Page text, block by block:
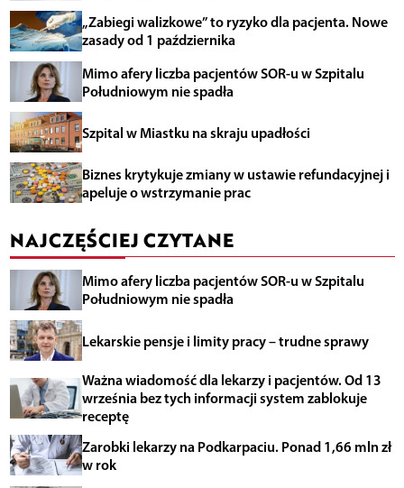
„Zabiegi walizkowe” to ryzyko dla pacjenta. Nowe
zasady od 1 października
Mimo afery liczba pacjentów SOR-u w Szpitalu
Południowym nie spadła
Szpital w Miastku na skraju upadłości
Biznes krytykuje zmiany w ustawie refundacyjnej i
apeluje o wstrzymanie prac
NAJCZĘŚCIEJ CZYTANE
Mimo afery liczba pacjentów SOR-u w Szpitalu
Południowym nie spadła
Lekarskie pensje i limity pracy – trudne sprawy
Ważna wiadomość dla lekarzy i pacjentów. Od 13
września bez tych informacji system zablokuje
receptę
Zarobki lekarzy na Podkarpaciu. Ponad 1,66 mln zł
w rok